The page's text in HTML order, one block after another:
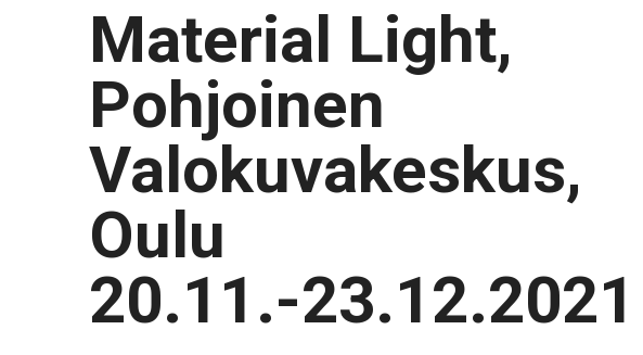
Material Light,
Pohjoinen
Valokuvakeskus,
Oulu
20.11.-23.12.2021